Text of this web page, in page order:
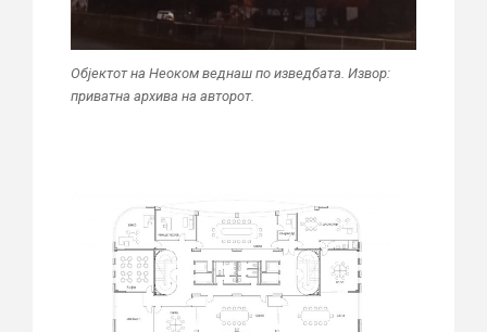
Објектот на Неоком веднаш по изведбата. Извор:
приватна архива на авторот.